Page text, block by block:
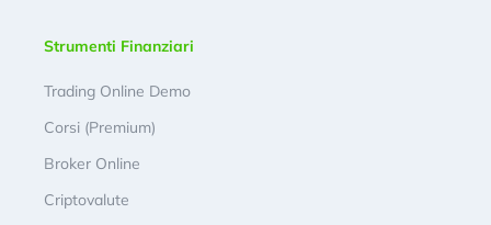
Strumenti Finanziari
Trading Online Demo
Corsi (Premium)
Broker Online
Criptovalute